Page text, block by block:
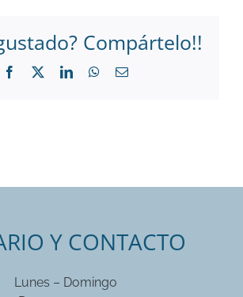
Compártelo!!
Facebook LinkedInWhatsApp
Correo
Y CONTACTO
Lunes – Domingo